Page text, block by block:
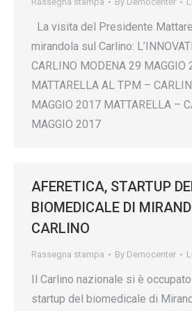
La visita del Presidente
mirandola sul Carlino:
CARLINO MODENA 29 MAGGIO
MATTARELLA AL TPM –
MAGGIO 2017 MATTARELLA –
MAGGIO 2017
AFERETICA, STARTUP
BIOMEDICALE DI
CARLINO
Rassegna stampa By Democenter
Il Carlino nazionale si è
startup del biomedicale di